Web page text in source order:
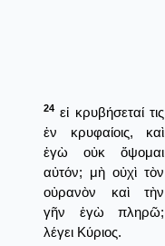
24 εἰ κρυβήσεταί τις
ἐν κρυφαίοις, καὶ
ἐγὼ οὐκ ὄψομαι
αὐτόν; μὴ οὐχὶ τὸν
οὐρανὸν καὶ τὴν
γῆν ἐγὼ πληρῶ;
λέγει Κύριος.